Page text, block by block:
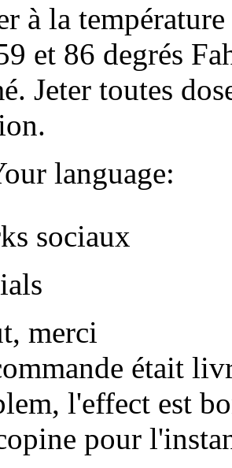
à la
et 86 degrés
Jeter toutes
language:
sociaux
merci
était
l'effect est
pour